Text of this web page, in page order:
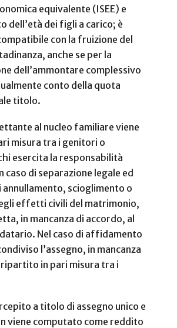
equivalente (ISEE) e
dell’età dei figli a carico; è
con la fruizione del
anche se per la
dell’ammontare complessivo
conto della quota
titolo.
al nucleo familiare viene
misura tra i genitori o
esercita la responsabilità
caso di separazione legale ed
scioglimento o
effetti civili del matrimonio,
in mancanza di accordo, al
Nel caso di affidamento
l’assegno, in mancanza
in pari misura tra i
a titolo di assegno unico e
viene computato come reddito